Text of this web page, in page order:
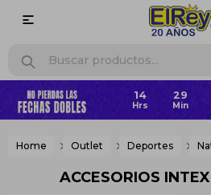

14 29
Home Outlet Deportes
ACCESORIOS